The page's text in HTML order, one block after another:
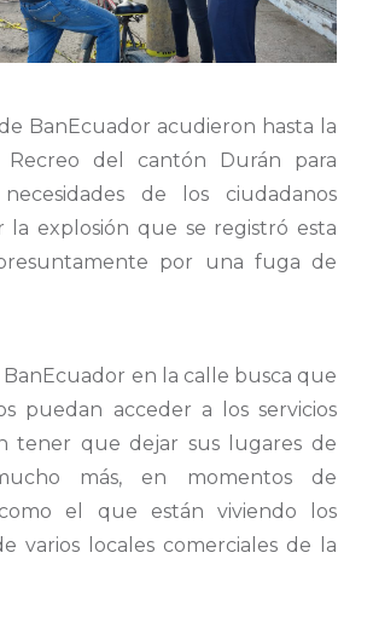
BanEcuador acudieron hasta la
Recreo del cantón Durán para
de los ciudadanos
la explosión que se registró esta
por una fuga de
BanEcuador en la calle busca que
puedan acceder a los servicios
tener que dejar sus lugares de
más, en momentos de
el que están viviendo los
varios locales comerciales de la